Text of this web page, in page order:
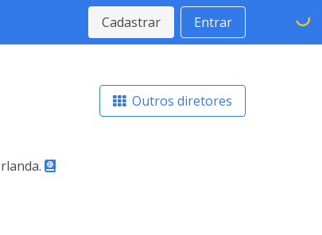
Cadastrar Entrar
Outros diretores